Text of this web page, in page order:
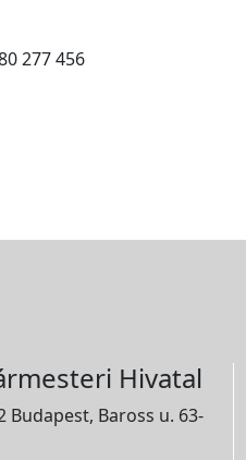
277 456
Hivatal
Budapest, Baross u. 63-